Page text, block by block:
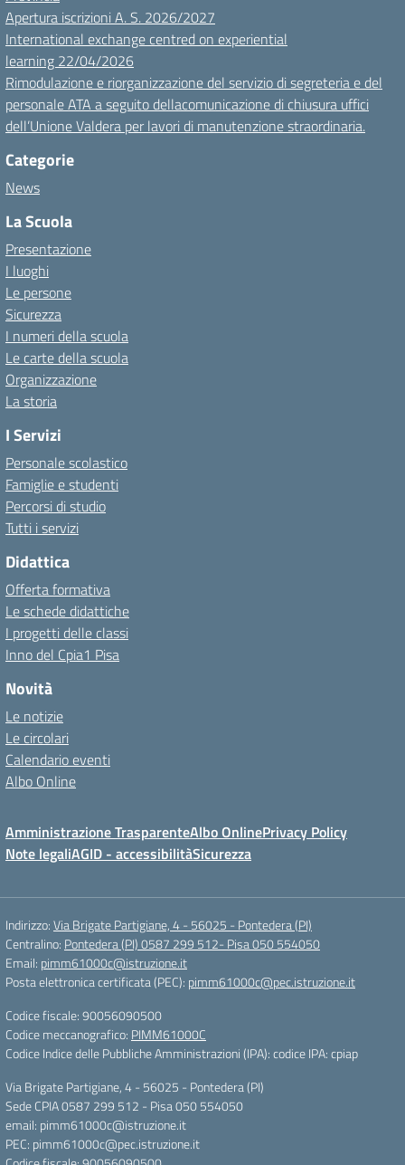
Apertura iscrizioni A. S. 2026/2027
International exchange centred on experiential
learning 22/04/2026
Rimodulazione e riorganizzazione del servizio di segreteria e del
personale ATA a seguito dellacomunicazione di chiusura uffici
dell’Unione Valdera per lavori di manutenzione straordinaria.
Categorie
News
La Scuola
Presentazione
I luoghi
Le persone
Sicurezza
I numeri della scuola
Le carte della scuola
Organizzazione
La storia
I Servizi
Personale scolastico
Famiglie e studenti
Percorsi di studio
Tutti i servizi
Didattica
Offerta formativa
Le schede didattiche
I progetti delle classi
Inno del Cpia1 Pisa
Novità
Le notizie
Le circolari
Calendario eventi
Albo Online
Amministrazione TrasparenteAlbo OnlinePrivacy Policy
Note legaliAGID - accessibilitàSicurezza
Indirizzo:Via Brigate Partigiane, 4 - 56025 - Pontedera (PI)
Centralino: Pontedera (PI) 0587 299 512- Pisa 050 554050
Email: pimm61000c@istruzione.it
Posta elettronica certificata (PEC): pimm61000c@pec.istruzione.it
Codice fiscale: 90056090500
Codice meccanografico: PIMM61000C
Codice Indice delle Pubbliche Amministrazioni (IPA): codice IPA: cpiap
Via Brigate Partigiane, 4 - 56025 - Pontedera (PI)
Sede CPIA 0587 299 512 - Pisa 050 554050
email: pimm61000c@istruzione.it
PEC: pimm61000c@pec.istruzione.it